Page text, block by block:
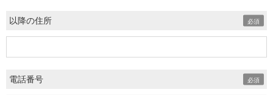
以降の住所
電話番号